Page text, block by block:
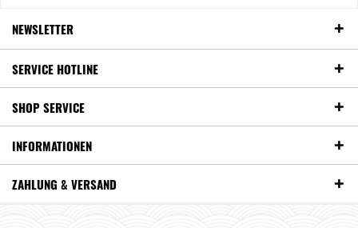
NEWSLETTER
SERVICE HOTLINE
SHOP SERVICE
INFORMATIONEN
ZAHLUNG & VERSAND